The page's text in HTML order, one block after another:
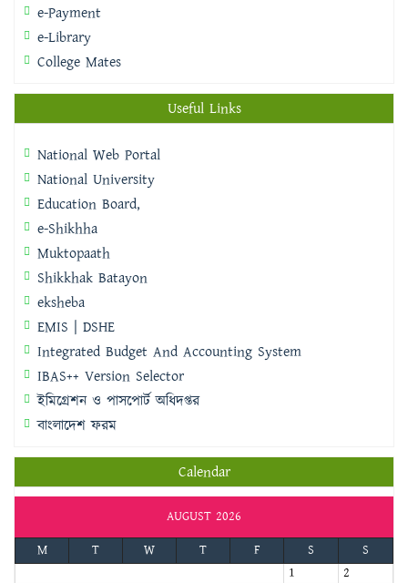
e-Payment
e-Library
College Mates
Useful Links
National Web Portal
National University
Education Board,
e-Shikhha
Muktopaath
Shikkhak Batayon
eksheba
EMIS | DSHE
Integrated Budget And Accounting System
IBAS++ Version Selector
ইমিগ্রেশন ও পাসপোর্ট অধিদপ্তর
বাংলাদেশ ফরম
Calendar
AUGUST 2026
M
T W T F S
S
1
2